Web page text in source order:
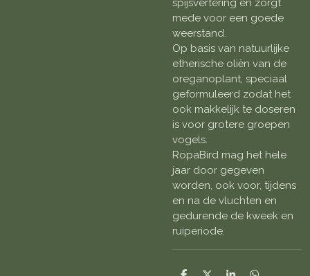
spijsvertering en zorgt
mede voor een goede
weerstand.
Op basis van natuurlijke
etherische oliën van de
oreganoplant, speciaal
geformuleerd zodat het
ook makkelijk te doseren
is voor grotere groepen
vogels.
RopaBird mag het hele
jaar door gegeven
worden, ook voor, tijdens
en na de vluchten en
gedurende de kweek en
ruiperiode.